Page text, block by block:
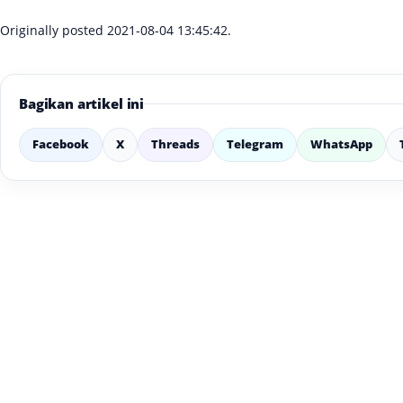
Originally posted 2021-08-04 13:45:42.
Bagikan artikel ini
Facebook X Threads Telegram WhatsApp